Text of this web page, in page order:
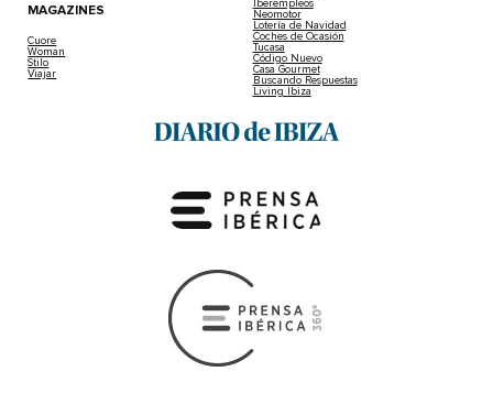
MAGAZINES
Cuore
Woman
Stilo
Viajar
Iberempleos
Neomotor
Lotería de Navidad
Coches de Ocasión
Tucasa
Código Nuevo
Casa Gourmet
Buscando Respuestas
Living Ibiza